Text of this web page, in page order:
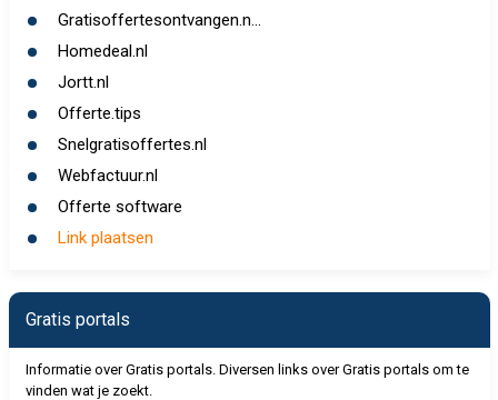
Gratisoffertesontvangen.n...
Homedeal.nl
Jortt.nl
Offerte.tips
Snelgratisoffertes.nl
Webfactuur.nl
Offerte software
Link plaatsen
Gratis portals
Informatie over Gratis portals. Diversen links over Gratis portals om te
vinden wat je zoekt.